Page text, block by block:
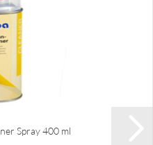
Spray 400 ml